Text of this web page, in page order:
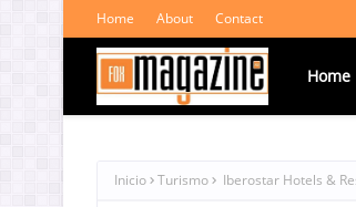
Home About Contact
Home
Inicio Turismo Iberostar Hotels &